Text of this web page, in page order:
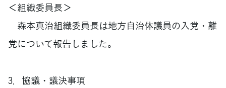
＜組織委員長＞
森本真治組織委員長は地方自治体議員の入党・離
党について報告しました。
3．協議・議決事項